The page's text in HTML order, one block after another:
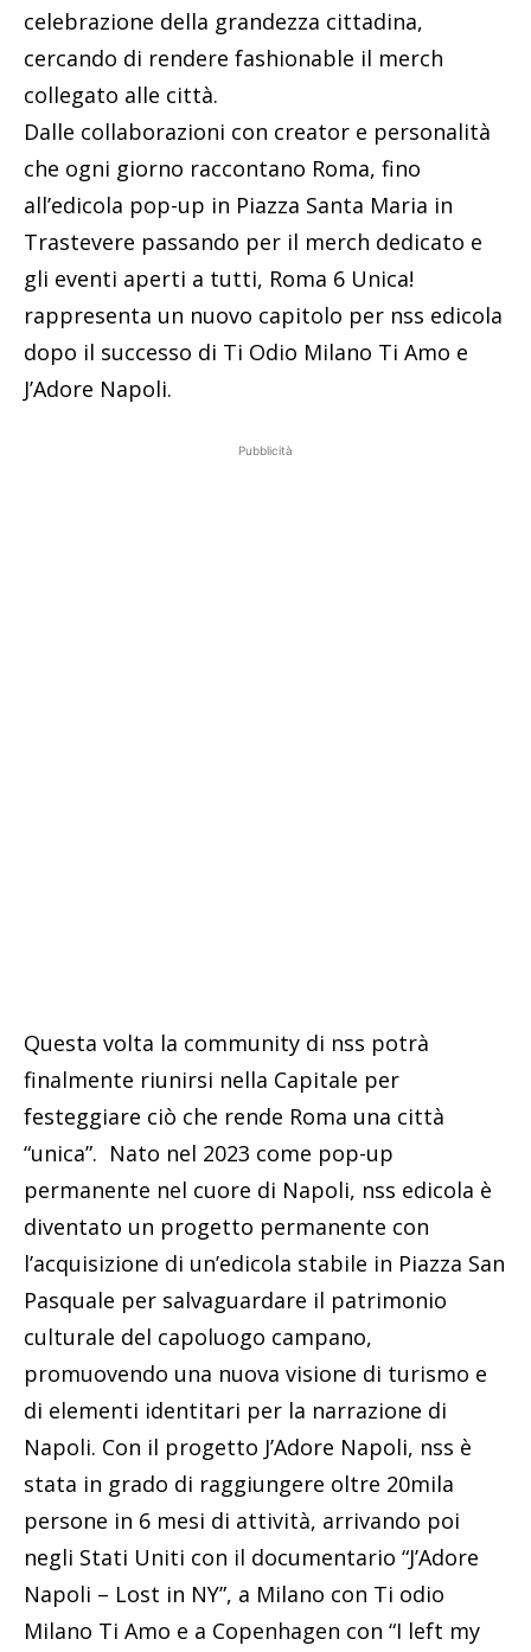
celebrazione della grandezza cittadina,
cercando di rendere fashionable il merch
collegato alle città.
Dalle collaborazioni con creator e personalità
che ogni giorno raccontano Roma, fino
all’edicola pop-up in Piazza Santa Maria in
Trastevere passando per il merch dedicato e
gli eventi aperti a tutti, Roma 6 Unica!
rappresenta un nuovo capitolo per nss edicola
dopo il successo di Ti Odio Milano Ti Amo e
J’Adore Napoli.
Pubblicità
Questa volta la community di nss potrà
finalmente riunirsi nella Capitale per
festeggiare ciò che rende Roma una città
“unica”. Nato nel 2023 come pop-up
permanente nel cuore di Napoli, nss edicola è
diventato un progetto permanente con
l’acquisizione di un’edicola stabile in Piazza San
Pasquale per salvaguardare il patrimonio
culturale del capoluogo campano,
promuovendo una nuova visione di turismo e
di elementi identitari per la narrazione di
Napoli. Con il progetto J’Adore Napoli, nss è
stata in grado di raggiungere oltre 20mila
persone in 6 mesi di attività, arrivando poi
negli Stati Uniti con il documentario “J’Adore
Napoli – Lost in NY”, a Milano con Ti odio
Milano Ti Amo e a Copenhagen con “I left my